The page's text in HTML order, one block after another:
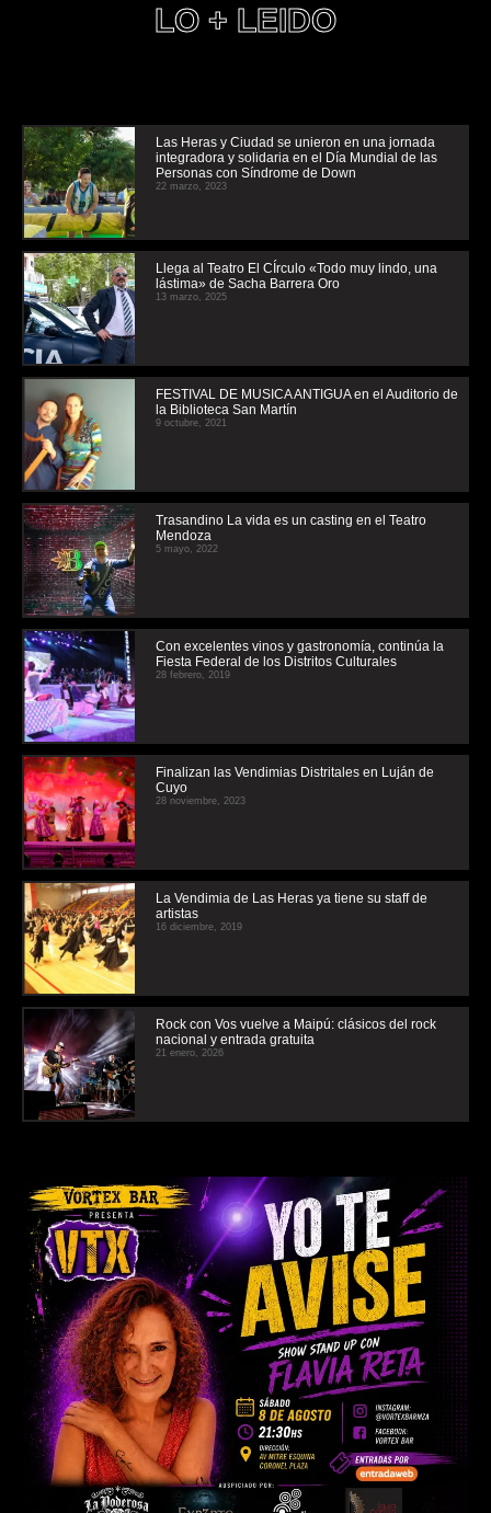
LO + LEIDO
Las Heras y Ciudad se unieron en una jornada
integradora y solidaria en el Día Mundial de las
Personas con Síndrome de Down
22 marzo, 2023
Llega al Teatro El CÍrculo «Todo muy lindo, una
lástima» de Sacha Barrera Oro
13 marzo, 2025
FESTIVAL DE MUSICA ANTIGUA en el Auditorio de
la Biblioteca San Martín
9 octubre, 2021
Trasandino La vida es un casting en el Teatro
Mendoza
5 mayo, 2022
Con excelentes vinos y gastronomía, continúa la
Fiesta Federal de los Distritos Culturales
28 febrero, 2019
Finalizan las Vendimias Distritales en Luján de
Cuyo
28 noviembre, 2023
La Vendimia de Las Heras ya tiene su staff de
artistas
16 diciembre, 2019
Rock con Vos vuelve a Maipú: clásicos del rock
nacional y entrada gratuita
21 enero, 2026